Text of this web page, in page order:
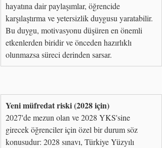
hayatına dair paylaşımlar, öğrencide
karşılaştırma ve yetersizlik duygusu yaratabilir.
Bu duygu, motivasyonu düşüren en önemli
etkenlerden biridir ve önceden hazırlıklı
olunmazsa süreci derinden sarsar.
Yeni müfredat riski (2028 için)
2027'de mezun olan ve 2028 YKS'sine
girecek öğrenciler için özel bir durum söz
konusudur: 2028 sınavı, Türkiye Yüzyılı